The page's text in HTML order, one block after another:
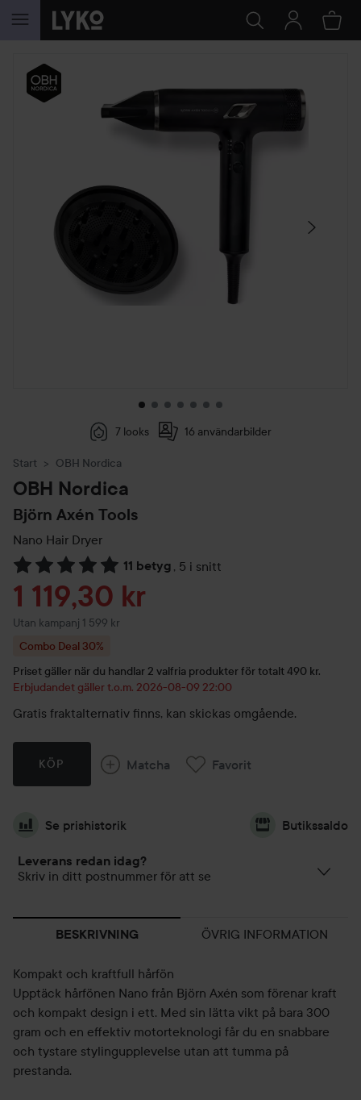
HOPPA TILL INNEHÅLLET
HOPPA ÖVER SEKTIONEN
7 looks 16 användarbilder
Start OBH Nordica
OBH Nordica
Björn Axén Tools
Nano Hair Dryer
11 betyg , 5 i snitt
Hoppa till Betyg & kommentarer
Reapris
1 119,30 kr
Utan kampanj 1 599 kr
Combo Deal 30%
Priset gäller när du handlar 2 valfria produkter för totalt 490 kr.
Erbjudandet gäller t.o.m. 2026-08-09 22:00
Gratis fraktalternativ finns, kan skickas omgående.
KÖP Matcha Favorit
Se prishistorik Butikssaldo
Leverans redan idag?
Skriv in ditt postnummer för att se
BESKRIVNING ÖVRIG INFORMATION
Kompakt och kraftfull hårfön
Upptäck hårfönen Nano från Björn Axén som förenar kraft
och kompakt design i ett. Med sin lätta vikt på bara 300
gram och en effektiv motorteknologi får du en snabbare
och tystare stylingupplevelse utan att tumma på
prestanda.